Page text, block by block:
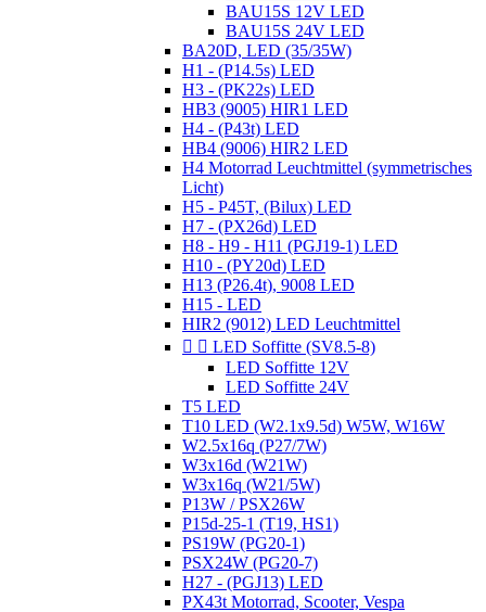
BAU15S 12V LED
BAU15S 24V LED
BA20D, LED (35/35W)
H1 - (P14.5s) LED
H3 - (PK22s) LED
HB3 (9005) HIR1 LED
H4 - (P43t) LED
HB4 (9006) HIR2 LED
H4 Motorrad Leuchtmittel (symmetrisches
Licht)
H5 - P45T, (Bilux) LED
H7 - (PX26d) LED
H8 - H9 - H11 (PGJ19-1) LED
H10 - (PY20d) LED
H13 (P26.4t), 9008 LED
H15 - LED
HIR2 (9012) LED Leuchtmittel
  LED Soffitte (SV8.5-8)
LED Soffitte 12V
LED Soffitte 24V
T5 LED
T10 LED (W2.1x9.5d) W5W, W16W
W2.5x16q (P27/7W)
W3x16d (W21W)
W3x16q (W21/5W)
P13W / PSX26W
P15d-25-1 (T19, HS1)
PS19W (PG20-1)
PSX24W (PG20-7)
H27 - (PGJ13) LED
PX43t Motorrad, Scooter, Vespa